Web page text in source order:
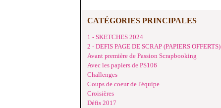
CATÉGORIES PRINCIPALES
1 - SKETCHES 2024
2 - DEFIS PAGE DE SCRAP (PAPIERS OFFERTS)
Avant première de Passion Scrapbooking
Avec les papiers de PS106
Challenges
Coups de coeur de l'équipe
Croisières
Défis 2017